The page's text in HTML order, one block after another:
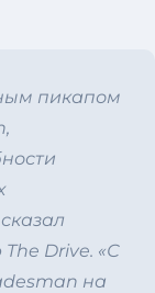
пикапом
Drive. «С
на